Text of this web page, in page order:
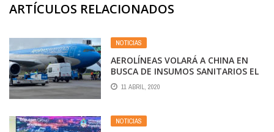
ARTÍCULOS RELACIONADOS
NOTICIAS
AEROLÍNEAS VOLARÁ A CHINA EN
BUSCA DE INSUMOS SANITARIOS EL
15 DE ABRIL
11 ABRIL, 2020
NOTICIAS